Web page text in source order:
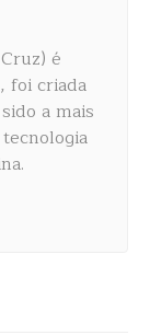
é
foi criada
a mais